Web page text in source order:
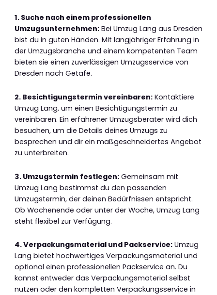
1. Suche nach einem professionellen
Umzugsunternehmen: Bei Umzug Lang aus Dresden
bist du in guten Händen. Mit langjähriger Erfahrung in
der Umzugsbranche und einem kompetenten Team
bieten sie einen zuverlässigen Umzugsservice von
Dresden nach Getafe.
2. Besichtigungstermin vereinbaren: Kontaktiere
Umzug Lang, um einen Besichtigungstermin zu
vereinbaren. Ein erfahrener Umzugsberater wird dich
besuchen, um die Details deines Umzugs zu
besprechen und dir ein maßgeschneidertes Angebot
zu unterbreiten.
3. Umzugstermin festlegen: Gemeinsam mit
Umzug Lang bestimmst du den passenden
Umzugstermin, der deinen Bedürfnissen entspricht.
Ob Wochenende oder unter der Woche, Umzug Lang
steht flexibel zur Verfügung.
4. Verpackungsmaterial und Packservice: Umzug
Lang bietet hochwertiges Verpackungsmaterial und
optional einen professionellen Packservice an. Du
kannst entweder das Verpackungsmaterial selbst
nutzen oder den kompletten Verpackungsservice in